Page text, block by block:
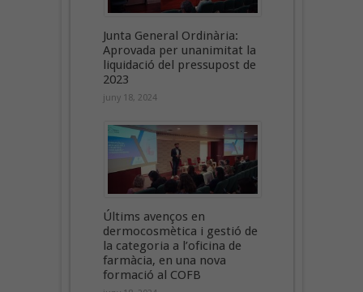
Junta General Ordinària:
Aprovada per unanimitat la
liquidació del pressupost de
2023
juny 18, 2024
Últims avenços en
dermocosmètica i gestió de
la categoria a l’oficina de
farmàcia, en una nova
formació al COFB